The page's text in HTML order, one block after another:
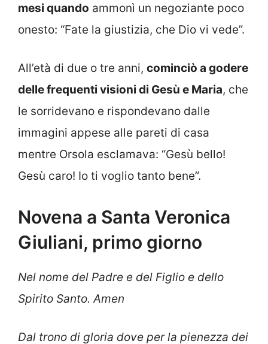
mesi quando ammonì un negoziante poco
onesto: “Fate la giustizia, che Dio vi vede”.
All’età di due o tre anni, cominciò a godere
delle frequenti visioni di Gesù e Maria, che
le sorridevano e rispondevano dalle
immagini appese alle pareti di casa
mentre Orsola esclamava: “Gesù bello!
Gesù caro! Io ti voglio tanto bene”.
Novena a Santa Veronica
Giuliani, primo giorno
Nel nome del Padre e del Figlio e dello
Spirito Santo. Amen
Dal trono di gloria dove per la pienezza dei